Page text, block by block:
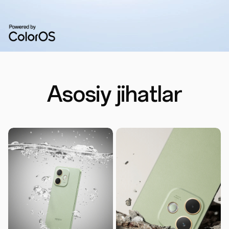
Asosiy jihatlar